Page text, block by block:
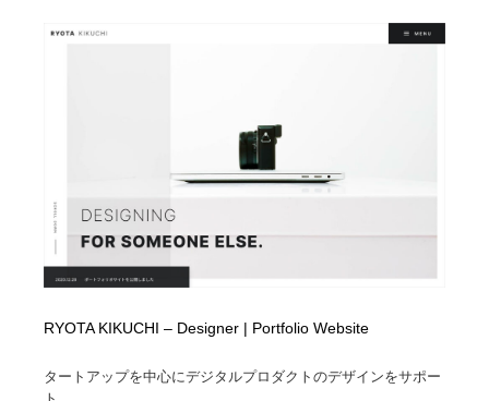
RYOTA KIKUCHI – Designer | Portfolio Website
タートアップを中心にデジタルプロダクトのデザインをサポー